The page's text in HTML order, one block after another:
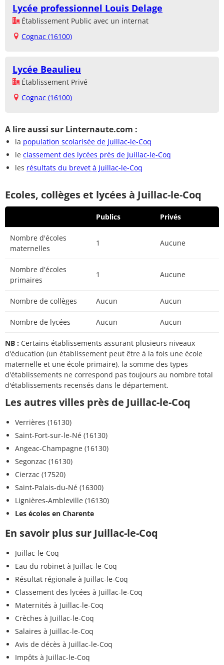
Lycée professionnel Louis Delage
Établissement Public avec un internat
Cognac (16100)
Lycée Beaulieu
Établissement Privé
Cognac (16100)
A lire aussi sur Linternaute.com :
la population scolarisée de Juillac-le-Coq
le classement des lycées près de Juillac-le-Coq
les résultats du brevet à Juillac-le-Coq
Ecoles, collèges et lycées à Juillac-le-Coq
Publics Privés
Nombre d'écoles
maternelles
1 Aucune
Nombre d'écoles
primaires
1 Aucune
Nombre de collèges Aucun Aucun
Nombre de lycées Aucun Aucun
NB : Certains établissements assurant plusieurs niveaux
d'éducation (un établissement peut être à la fois une école
maternelle et une école primaire), la somme des types
d'établissements ne correspond pas toujours au nombre total
d'établissements recensés dans le département.
Les autres villes près de Juillac-le-Coq
Verrières (16130)
Saint-Fort-sur-le-Né (16130)
Angeac-Champagne (16130)
Segonzac (16130)
Cierzac (17520)
Saint-Palais-du-Né (16300)
Lignières-Ambleville (16130)
Les écoles en Charente
En savoir plus sur Juillac-le-Coq
Juillac-le-Coq
Eau du robinet à Juillac-le-Coq
Résultat régionale à Juillac-le-Coq
Classement des lycées à Juillac-le-Coq
Maternités à Juillac-le-Coq
Crèches à Juillac-le-Coq
Salaires à Juillac-le-Coq
Avis de décès à Juillac-le-Coq
Impôts à Juillac-le-Coq